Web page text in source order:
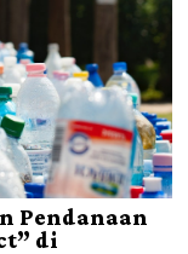
Pendanaan
di